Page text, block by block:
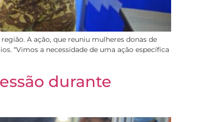
A ação, que reuniu mulheres donas de
“Vimos a necessidade de uma ação específica
durante